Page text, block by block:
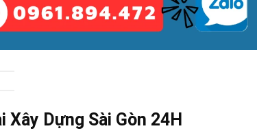
Dựng Sài Gòn 24H